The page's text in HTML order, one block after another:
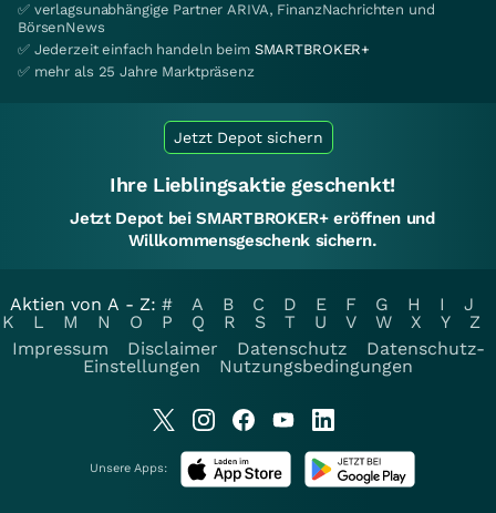
✅ verlagsunabhängige Partner ARIVA, FinanzNachrichten und
BörsenNews
✅ Jederzeit einfach handeln beim SMARTBROKER+
✅ mehr als 25 Jahre Marktpräsenz
Jetzt Depot sichern
Ihre Lieblingsaktie geschenkt!
Jetzt Depot bei SMARTBROKER+ eröffnen und
Willkommensgeschenk sichern.
Aktien von A - Z: # A B C D E F G H I
J
K
L M N O P Q R S T U V W X Y
Z
Impressum
Disclaimer Datenschutz
Datenschutz-
Einstellungen
Nutzungsbedingungen
Unsere Apps: